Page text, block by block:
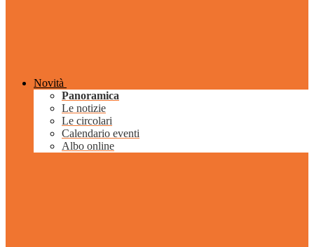
Novità
Panoramica
Le notizie
Le circolari
Calendario eventi
Albo online